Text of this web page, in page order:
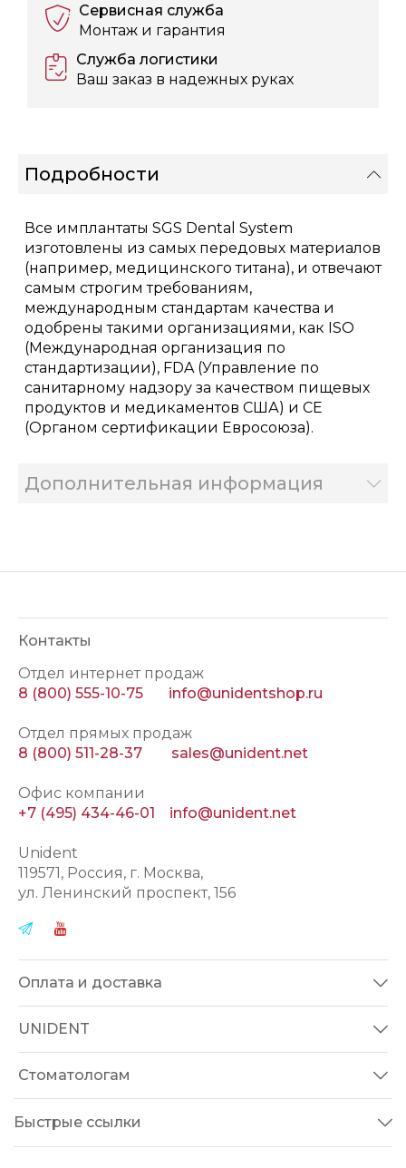
Сервисная служба
Монтаж и гарантия
Служба логистики
Ваш заказ в надежных руках
Подробности
Все имплантаты SGS Dental System
изготовлены из самых передовых материалов
(например, медицинского титана), и отвечают
самым строгим требованиям,
международным стандартам качества и
одобрены такими организациями, как ISO
(Международная организация по
стандартизации), FDA (Управление по
санитарному надзору за качеством пищевых
продуктов и медикаментов США) и СЕ
(Органом сертификации Евросоюза).
Дополнительная информация
Контакты
Отдел интернет продаж
8 (800) 555-10-75
info@unidentshop.ru
Отдел прямых продаж
8 (800) 511-28-37
sales@unident.net
Офис компании
+7 (495) 434-46-01
info@unident.net
Unident
119571 , Россия, г. Москва,
ул. Ленинский проспект, 156
Оплата и доставка
UNIDENT
Стоматологам
Быстрые ссылки